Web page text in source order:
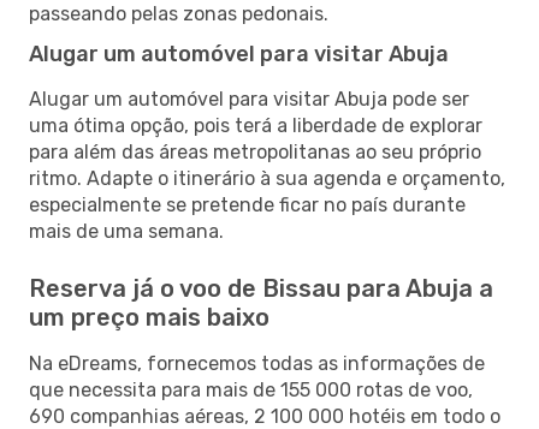
passeando pelas zonas pedonais.
Alugar um automóvel para visitar Abuja
Alugar um automóvel para visitar Abuja pode ser
uma ótima opção, pois terá a liberdade de explorar
para além das áreas metropolitanas ao seu próprio
ritmo. Adapte o itinerário à sua agenda e orçamento,
especialmente se pretende ficar no país durante
mais de uma semana.
Reserva já o voo de Bissau para Abuja a
um preço mais baixo
Na eDreams, fornecemos todas as informações de
que necessita para mais de 155 000 rotas de voo,
690 companhias aéreas, 2 100 000 hotéis em todo o